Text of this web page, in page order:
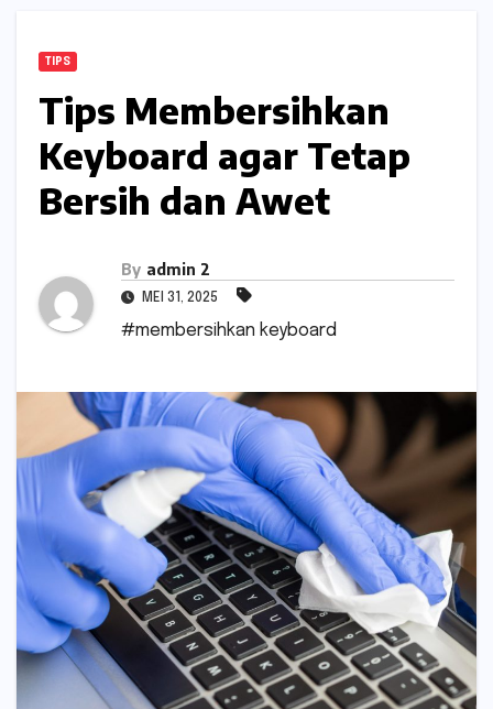
TIPS
Tips Membersihkan
Keyboard agar Tetap
Bersih dan Awet
By admin 2
MEI 31, 2025
#membersihkan keyboard